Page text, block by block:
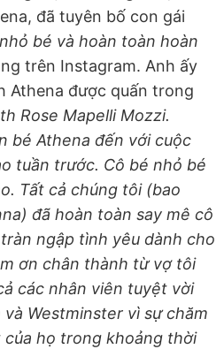
đã tuyên bố con gái
bé và hoàn toàn hoàn
trên Instagram. Anh ấy
Athena được quấn trong
Rose Mapelli Mozzi.
bé Athena đến với cuộc
tuần trước. Cô bé nhỏ bé
Tất cả chúng tôi (bao
đã hoàn toàn say mê cô
ngập tình yêu dành cho
ơn chân thành từ vợ tôi
các nhân viên tuyệt vời
Westminster vì sự chăm
họ trong khoảng thời